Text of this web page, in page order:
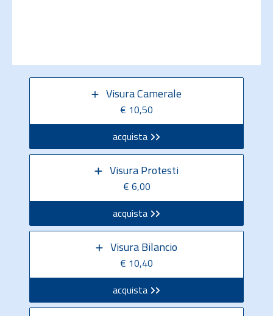
Visura Camerale
€ 10,50
acquista
Visura Protesti
€ 6,00
acquista
Visura Bilancio
€ 10,40
acquista